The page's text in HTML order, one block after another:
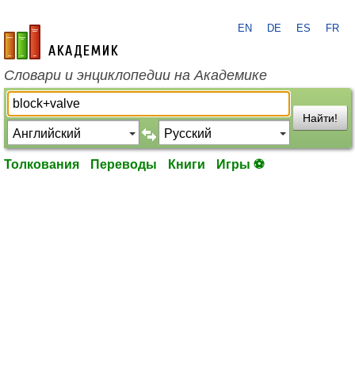
academic.ru
EN DE ES FR
Словари и энциклопедии на Академике
Найти!
Толкования Переводы Книги Игры ⚽